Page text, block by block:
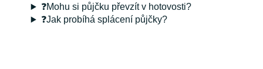
❓Mohu si půjčku převzít v hotovosti?
❓Jak probíhá splácení půjčky?